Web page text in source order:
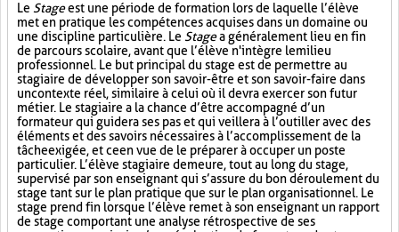
Le Stageest une période de formation lors de laquelle l’élève
met en pratique les compétences acquises dans un domaine ou
une discipline particulière. Le Stagea généralement lieu en fin
de parcours scolaire, avant que l’élève n'intègre le milieu
professionnel. Le but principal du stage est de permettre au
stagiaire de développer son savoir-être et son savoir-faire dans
un contexte réel, similaire à celui où il devra exercer son futur
métier. Le stagiaire a la chance d’être accompagné d’un
formateur qui guidera ses pas et qui veillera à l’outiller avec des
éléments et des savoirs nécessaires à l’accomplissement de la
tâche exigée, et ce en vue de le préparer à occuper un poste
particulier. L’élève stagiaire demeure, tout au long du stage,
supervisé par son enseignant qui s’assure du bon déroulement du
stage tant sur le plan pratique que sur le plan organisationnel. Le
stage prend fin lorsque l’élève remet à son enseignant un rapport
de stage comportant une analyse rétrospective de ses